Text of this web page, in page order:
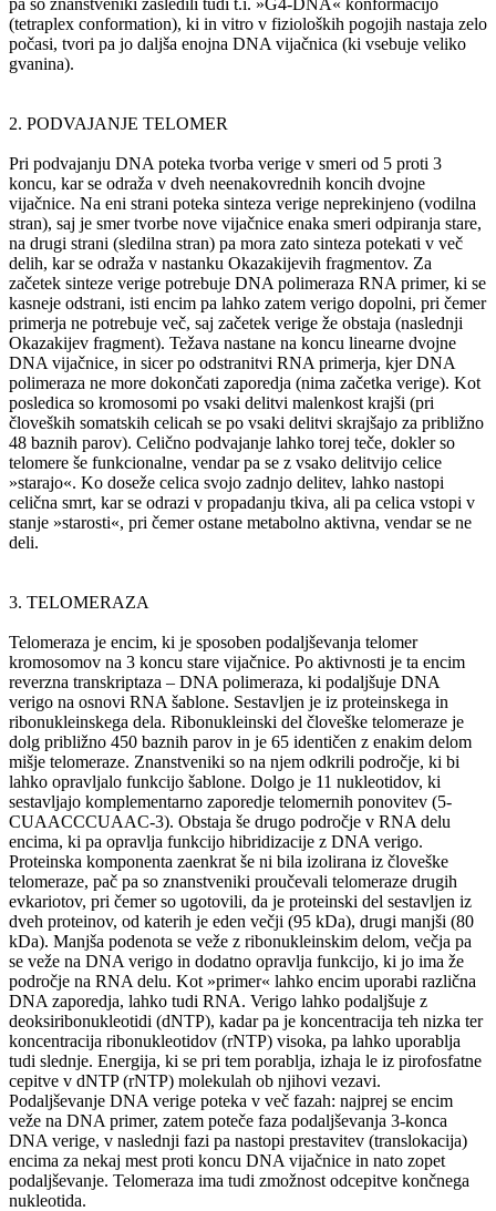
(tetraplex conformation), ki in vitro v fizioloških pogojih nastaja zelo
počasi, tvori pa jo daljša enojna DNA vijačnica (ki vsebuje veliko
gvanina).
2. PODVAJANJE TELOMER
Pri podvajanju DNA poteka tvorba verige v smeri od 5 proti 3
koncu, kar se odraža v dveh neenakovrednih koncih dvojne
vijačnice. Na eni strani poteka sinteza verige neprekinjeno (vodilna
stran), saj je smer tvorbe nove vijačnice enaka smeri odpiranja stare,
na drugi strani (sledilna stran) pa mora zato sinteza potekati v več
delih, kar se odraža v nastanku Okazakijevih fragmentov. Za
začetek sinteze verige potrebuje DNA polimeraza RNA primer, ki se
kasneje odstrani, isti encim pa lahko zatem verigo dopolni, pri čemer
primerja ne potrebuje več, saj začetek verige že obstaja (naslednji
Okazakijev fragment). Težava nastane na koncu linearne dvojne
DNA vijačnice, in sicer po odstranitvi RNA primerja, kjer DNA
polimeraza ne more dokončati zaporedja (nima začetka verige). Kot
posledica so kromosomi po vsaki delitvi malenkost krajši (pri
človeških somatskih celicah se po vsaki delitvi skrajšajo za približno
48 baznih parov). Celično podvajanje lahko torej teče, dokler so
telomere še funkcionalne, vendar pa se z vsako delitvijo celice
»starajo«. Ko doseže celica svojo zadnjo delitev, lahko nastopi
celična smrt, kar se odrazi v propadanju tkiva, ali pa celica vstopi v
stanje »starosti«, pri čemer ostane metabolno aktivna, vendar se ne
deli.
3. TELOMERAZA
Telomeraza je encim, ki je sposoben podaljševanja telomer
kromosomov na 3 koncu stare vijačnice. Po aktivnosti je ta encim
reverzna transkriptaza – DNA polimeraza, ki podaljšuje DNA
verigo na osnovi RNA šablone. Sestavljen je iz proteinskega in
ribonukleinskega dela. Ribonukleinski del človeške telomeraze je
dolg približno 450 baznih parov in je 65 identičen z enakim delom
mišje telomeraze. Znanstveniki so na njem odkrili področje, ki bi
lahko opravljalo funkcijo šablone. Dolgo je 11 nukleotidov, ki
sestavljajo komplementarno zaporedje telomernih ponovitev (5-
CUAACCCUAAC-3). Obstaja še drugo področje v RNA delu
encima, ki pa opravlja funkcijo hibridizacije z DNA verigo.
Proteinska komponenta zaenkrat še ni bila izolirana iz človeške
telomeraze, pač pa so znanstveniki proučevali telomeraze drugih
evkariotov, pri čemer so ugotovili, da je proteinski del sestavljen iz
dveh proteinov, od katerih je eden večji (95 kDa), drugi manjši (80
kDa). Manjša podenota se veže z ribonukleinskim delom, večja pa
se veže na DNA verigo in dodatno opravlja funkcijo, ki jo ima že
področje na RNA delu. Kot »primer« lahko encim uporabi različna
DNA zaporedja, lahko tudi RNA. Verigo lahko podaljšuje z
deoksiribonukleotidi (dNTP), kadar pa je koncentracija teh nizka ter
koncentracija ribonukleotidov (rNTP) visoka, pa lahko uporablja
tudi slednje. Energija, ki se pri tem porablja, izhaja le iz pirofosfatne
cepitve v dNTP (rNTP) molekulah ob njihovi vezavi.
Podaljševanje DNA verige poteka v več fazah: najprej se encim
veže na DNA primer, zatem poteče faza podaljševanja 3-konca
DNA verige, v naslednji fazi pa nastopi prestavitev (translokacija)
encima za nekaj mest proti koncu DNA vijačnice in nato zopet
podaljševanje. Telomeraza ima tudi zmožnost odcepitve končnega
nukleotida.